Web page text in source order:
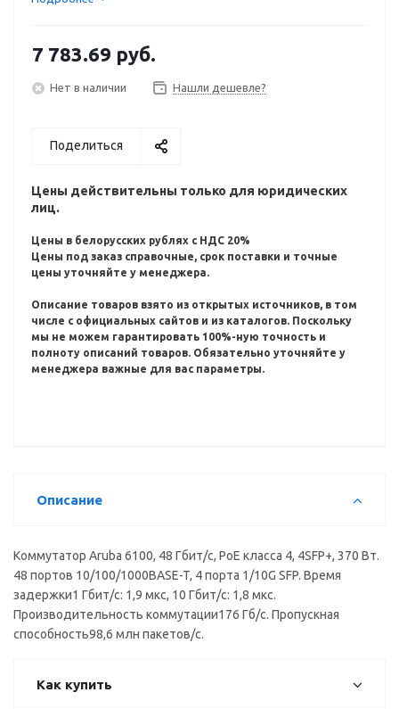
7 783.69 руб.
Нет в наличии Нашли дешевле?
Поделиться
Цены действительны только для юридических
лиц.
Цены в белорусских рублях с НДС 20%
Цены под заказ справочные, срок поставки и точные
цены уточняйте у менеджера.
Описание товаров взято из открытых источников, в том
числе с официальных сайтов и из каталогов. Поскольку
мы не можем гарантировать 100%-ную точность и
полноту описаний товаров. Обязательно уточняйте у
менеджера важные для вас параметры.
Описание
Коммутатор Aruba 6100, 48 Гбит/с, PoE класса 4, 4SFP+, 370 Вт.
48 портов 10/100/1000BASE-T, 4 порта 1/10G SFP. Время
задержки1 Гбит/с: 1,9 мкс, 10 Гбит/с: 1,8 мкс.
Производительность коммутации176 Гб/с. Пропускная
способность98,6 млн пакетов/с.
Как купить